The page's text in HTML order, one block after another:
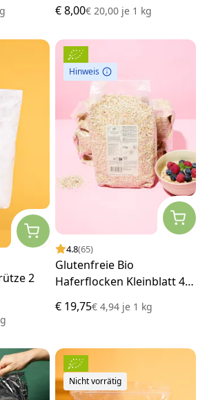
€ 8,00€ 20,00 je 1 kg
2
Hinweis
4.8(65)
Glutenfreie Bio
Haferflocken Kleinblatt 4 x
€ 19,75€ 4,94 je 1 kg
Nicht vorrätig